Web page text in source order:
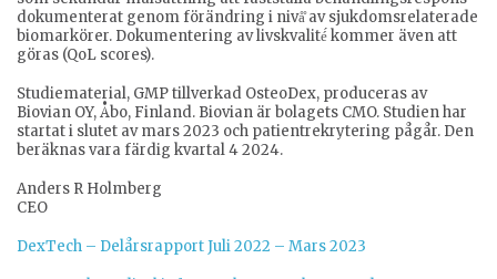
dokumenterat genom förändring i nivå̊ av sjukdomsrelaterade
biomarkörer. Dokumentering av livskvalité́ kommer även att
göras (QoL scores).
Studiematerial, GMP tillverkad OsteoDex, produceras av
Biovian OY, Åbo, Finland. Biovian är bolagets CMO. Studien har
startat i slutet av mars 2023 och patientrekrytering pågår. Den
beräknas vara färdig kvartal 4 2024.
Anders R Holmberg
CEO
DexTech – Delårsrapport Juli 2022 – Mars 2023